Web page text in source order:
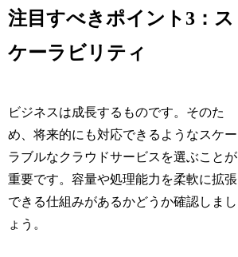
注目すべきポイント3：ス
ケーラビリティ
ビジネスは成長するものです。そのた
め、将来的にも対応できるようなスケー
ラブルなクラウドサービスを選ぶことが
重要です。容量や処理能力を柔軟に拡張
できる仕組みがあるかどうか確認しまし
ょう。